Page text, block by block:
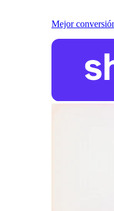
Mejor